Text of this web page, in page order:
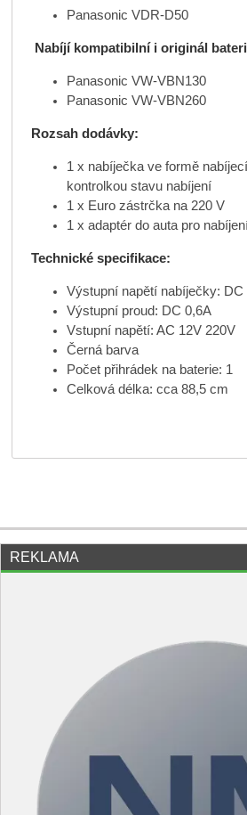
Panasonic VDR-D50
Nabíjí kompatibilní i originál
Panasonic VW-VBN130
Panasonic VW-VBN260
Rozsah dodávky:
1 x nabíječka ve formě
kontrolkou stavu nabíjení
1 x Euro zástrčka na 220 V
1 x adaptér do auta pro
Technické specifikace:
Výstupní napětí nabíječky: DC
Výstupní proud: DC 0,6A
Vstupní napětí: AC 12V 220V
Černá barva
Počet přihrádek na baterie: 1
Celková délka: cca 88,5 cm
REKLAMA